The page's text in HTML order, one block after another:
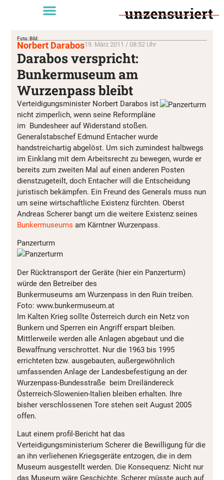
Foto: Bild:
Norbert Darabos19. März 2011 / 08:52 Uhr
Darabos verspricht:
Bunkermuseum am
Wurzenpass bleibt
Verteidigungsminister Norbert Darabos ist
nicht zimperlich, wenn seine Reformpläne
im Bundesheer auf Widerstand stoßen.
Generalstabschef Edmund Entacher wurde
handstreichartig abgelöst. Um sich zumindest halbwegs
im Einklang mit dem Arbeitsrecht zu bewegen, wurde er
bereits zum zweiten Mal auf einen anderen Posten
dienstzugeteilt, doch Entacher will die Entscheidung
juristisch bekämpfen. Ein Freund des Generals muss nun
um seine wirtschaftliche Existenz fürchten. Oberst
Andreas Scherer bangt um die weitere Existenz seines
Bunkermuseums am Kärntner Wurzenpass.
Panzerturm
Der Rücktransport der Geräte (hier ein Panzerturm)
würde den Betreiber des
Bunkermuseums am Wurzenpass in den Ruin treiben.
Foto: www.bunkermuseum.at
Im Kalten Krieg sollte Österreich durch ein Netz von
Bunkern und Sperren ein Angriff erspart bleiben.
Mittlerweile werden alle Anlagen abgebaut und die
Bewaffnung verschrottet. Nur die 1963 bis 1995
errichteten bzw. ausgebauten, außergewöhnlich
umfassenden Anlage der Landesbefestigung an der
Wurzenpass-Bundesstraße beim Dreiländereck
Österreich-Slowenien-Italien bleiben erhalten. Ihre
bisher verschlossenen Tore stehen seit August 2005
offen.
Laut einem profil-Bericht hat das
Verteidigungsministerium Scherer die Bewilligung für die
an ihn verliehenen Kriegsgeräte entzogen, die in dem
Museum ausgestellt werden. Die Konsequenz: Nicht nur
das Museum wäre Geschichte, Scherer müsste auch auf